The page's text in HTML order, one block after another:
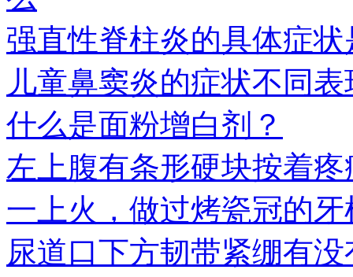
强直性脊柱炎的具体症
儿童鼻窦炎的症状不同
什么是面粉增白剂？
左上腹有条形硬块按着疼
一上火，做过烤瓷冠的
尿道口下方韧带紧绷有